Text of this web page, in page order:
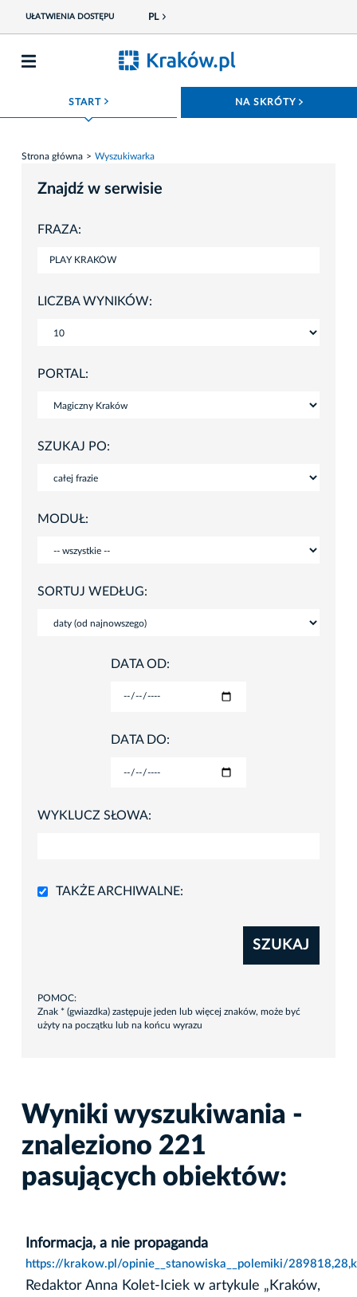
UŁATWIENIA DOSTĘPU PL
START ROZWIŃ MENU NA SKRÓTY
Strona główna Wyszukiwarka
Znajdź w serwisie
FRAZA:
LICZBA WYNIKÓW:
PORTAL:
SZUKAJ PO:
MODUŁ:
SORTUJ WEDŁUG:
DATA OD:
DATA DO:
WYKLUCZ SŁOWA:
TAKŻE ARCHIWALNE:
SZUKAJ
POMOC:
Znak * (gwiazdka) zastępuje jeden lub więcej znaków, może być
użyty na początku lub na końcu wyrazu
Wyniki wyszukiwania -
znaleziono 221
pasujących obiektów:
Informacja, a nie propaganda
https://krakow.pl/opinie__stanowiska__polemiki/
Redaktor Anna Kolet-Iciek w artykule „Kraków,